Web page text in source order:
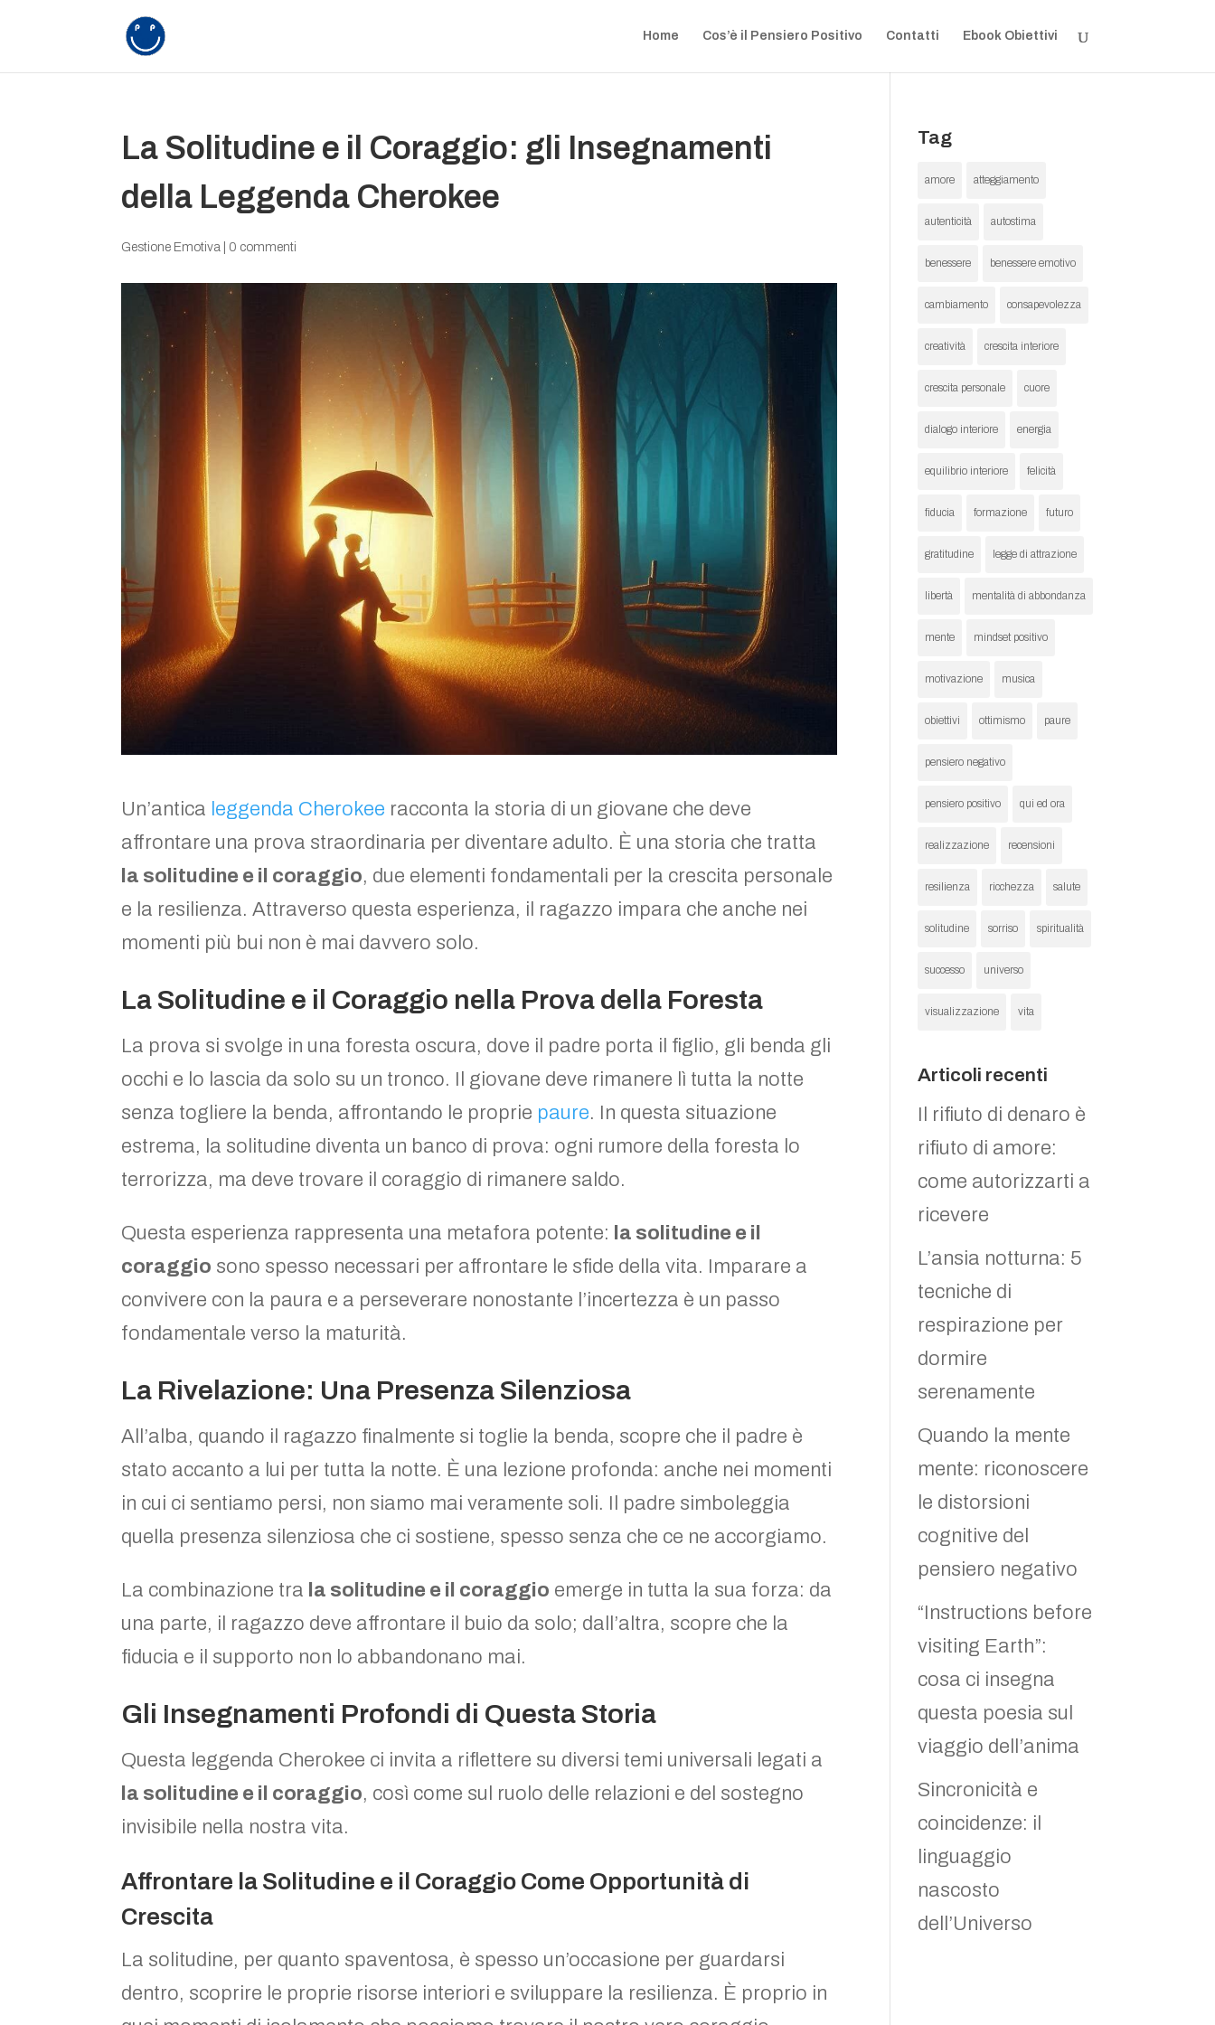
Home Cos’è il Pensiero Positivo Contatti Ebook Obiettivi
La Solitudine e il Coraggio: gli Insegnamenti
della Leggenda Cherokee
Gestione Emotiva 0 commenti
Un’antica leggenda Cherokee racconta la storia di un giovane che deve
affrontare una prova straordinaria per diventare adulto. È una storia che tratta
la solitudine e il coraggio, due elementi fondamentali per la crescita personale
e la resilienza. Attraverso questa esperienza, il ragazzo impara che anche nei
momenti più bui non è mai davvero solo.
La Solitudine e il Coraggio nella Prova della Foresta
La prova si svolge in una foresta oscura, dove il padre porta il figlio, gli benda gli
occhi e lo lascia da solo su un tronco. Il giovane deve rimanere lì tutta la notte
senza togliere la benda, affrontando le proprie paure. In questa situazione
estrema, la solitudine diventa un banco di prova: ogni rumore della foresta lo
terrorizza, ma deve trovare il coraggio di rimanere saldo.
Questa esperienza rappresenta una metafora potente: la solitudine e il
coraggio sono spesso necessari per affrontare le sfide della vita. Imparare a
convivere con la paura e a perseverare nonostante l’incertezza è un passo
fondamentale verso la maturità.
La Rivelazione: Una Presenza Silenziosa
All’alba, quando il ragazzo finalmente si toglie la benda, scopre che il padre è
stato accanto a lui per tutta la notte. È una lezione profonda: anche nei momenti
in cui ci sentiamo persi, non siamo mai veramente soli. Il padre simboleggia
quella presenza silenziosa che ci sostiene, spesso senza che ce ne accorgiamo.
La combinazione tra la solitudine e il coraggio emerge in tutta la sua forza: da
una parte, il ragazzo deve affrontare il buio da solo; dall’altra, scopre che la
fiducia e il supporto non lo abbandonano mai.
Gli Insegnamenti Profondi di Questa Storia
Questa leggenda Cherokee ci invita a riflettere su diversi temi universali legati a
la solitudine e il coraggio, così come sul ruolo delle relazioni e del sostegno
invisibile nella nostra vita.
Affrontare la Solitudine e il Coraggio Come Opportunità di
Crescita
La solitudine, per quanto spaventosa, è spesso un’occasione per guardarsi
dentro, scoprire le proprie risorse interiori e sviluppare la resilienza. È proprio in
Tag
amore atteggiamento
autenticità autostima
benessere benessere emotivo
cambiamento consapevolezza
creatività crescita interiore
crescita personale cuore
dialogo interiore energia
equilibrio interiore felicità
fiducia formazione futuro
gratitudine legge di attrazione
libertà mentalità di abbondanza
mente mindset positivo
motivazione musica
obiettivi ottimismo paure
pensiero negativo
pensiero positivo qui ed ora
realizzazione recensioni
resilienza ricchezza salute
solitudine sorriso spiritualità
successo universo
visualizzazione vita
Articoli recenti
Il rifiuto di denaro è
rifiuto di amore:
come autorizzarti a
ricevere
L’ansia notturna: 5
tecniche di
respirazione per
dormire
serenamente
Quando la mente
mente: riconoscere
le distorsioni
cognitive del
pensiero negativo
“Instructions before
visiting Earth”:
cosa ci insegna
questa poesia sul
viaggio dell’anima
Sincronicità e
coincidenze: il
linguaggio
nascosto
dell’Universo